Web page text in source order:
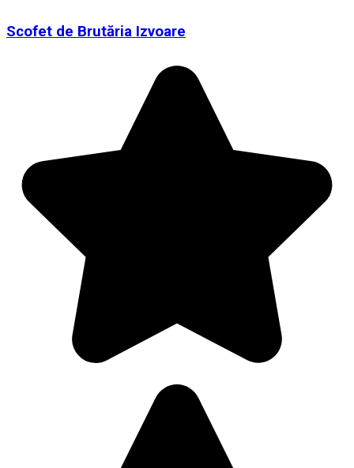
Scofet de Brutăria Izvoare